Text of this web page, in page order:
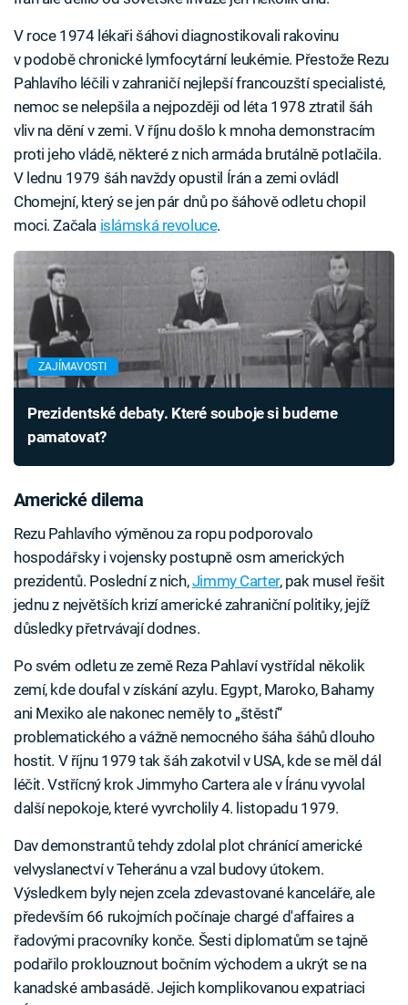
V roce 1974 lékaři šáhovi diagnostikovali rakovinu
v podobě chronické lymfocytární leukémie. Přestože Rezu
Pahlavího léčili v zahraničí nejlepší francouzští specialisté,
nemoc se nelepšila a nejpozději od léta 1978 ztratil šáh
vliv na dění v zemi. V říjnu došlo k mnoha demonstracím
proti jeho vládě, některé z nich armáda brutálně potlačila.
V lednu 1979 šáh navždy opustil Írán a zemi ovládl
Chomejní, který se jen pár dnů po šáhově odletu chopil
moci. Začala islámská revoluce.
ZAJÍMAVOSTI
Prezidentské debaty. Které souboje si budeme
pamatovat?
Americké dilema
Rezu Pahlavího výměnou za ropu podporovalo
hospodářsky i vojensky postupně osm amerických
prezidentů. Poslední z nich,Jimmy Carter, pak musel řešit
jednu z největších krizí americké zahraniční politiky, jejíž
důsledky přetrvávají dodnes.
Po svém odletu ze země Reza Pahlaví vystřídal několik
zemí, kde doufal v získání azylu. Egypt, Maroko, Bahamy
ani Mexiko ale nakonec neměly to „štěstí“
problematického a vážně nemocného šáha šáhů dlouho
hostit. V říjnu 1979 tak šáh zakotvil v USA, kde se měl dál
léčit. Vstřícný krok Jimmyho Cartera ale v Íránu vyvolal
další nepokoje, které vyvrcholily 4. listopadu 1979.
Dav demonstrantů tehdy zdolal plot chránící americké
velvyslanectví v Teheránu a vzal budovy útokem.
Výsledkem byly nejen zcela zdevastované kanceláře, ale
především 66 rukojmích počínaje chargé d'affaires a
řadovými pracovníky konče. Šesti diplomatům se tajně
podařilo proklouznout bočním východem a ukrýt se na
kanadské ambasádě. Jejich komplikovanou expatriaci